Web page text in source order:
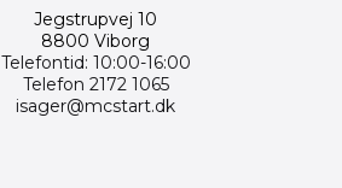
Jegstrupvej 10
8800 Viborg
Telefontid: 10:00-16:00
Telefon 2172 1065
isager@mcstart.dk